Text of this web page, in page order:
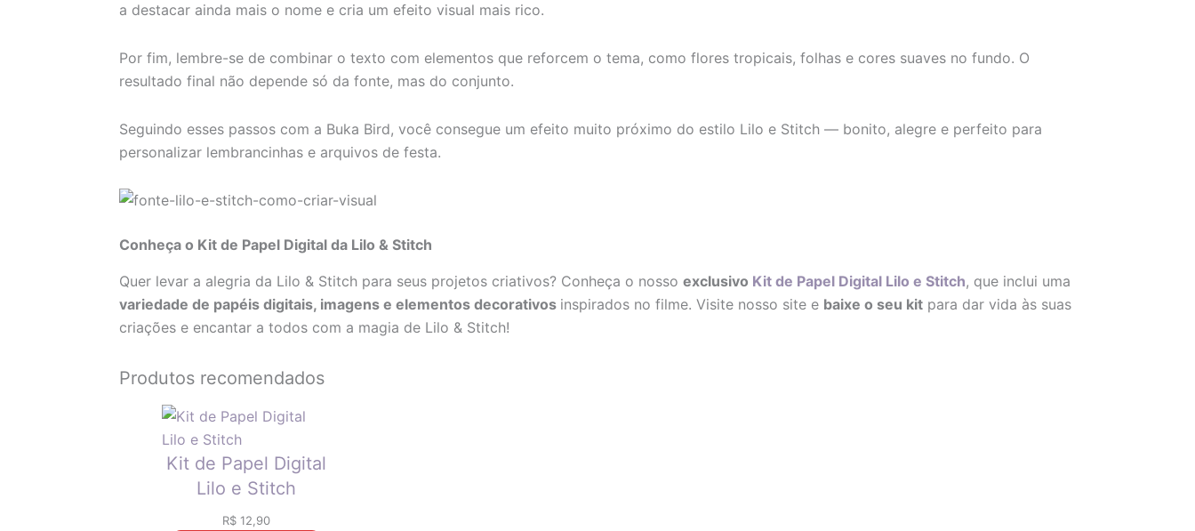
a destacar ainda mais o nome e cria um efeito visual mais rico.
Por fim, lembre-se de combinar o texto com elementos que reforcem o tema, como flores tropicais, folhas e cores suaves no fundo. O
resultado final não depende só da fonte, mas do conjunto.
Seguindo esses passos com a Buka Bird, você consegue um efeito muito próximo do estilo Lilo e Stitch — bonito, alegre e perfeito para
personalizar lembrancinhas e arquivos de festa.
Conheça o Kit de Papel Digital da Lilo & Stitch
Quer levar a alegria da Lilo & Stitch para seus projetos criativos? Conheça o nossoexclusivo Kit de Papel Digital Lilo e Stitch, que inclui uma
variedade de papéis digitais, imagens e elementos decorativos inspirados no filme. Visite nosso site e baixe o seu kit para dar vida às suas
criações e encantar a todos com a magia de Lilo & Stitch!
Produtos recomendados
Kit de Papel Digital
Lilo e Stitch
R$ 12,90